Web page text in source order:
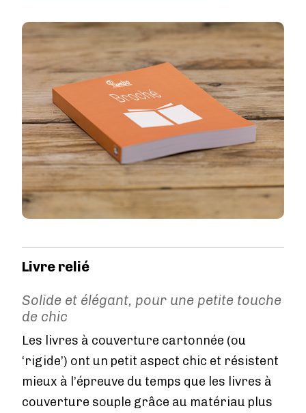
Image
Livre relié
Solide et élégant, pour une petite touche
de chic
Les livres à couverture cartonnée (ou
‘rigide’) ont un petit aspect chic et résistent
mieux à l’épreuve du temps que les livres à
couverture souple grâce au matériau plus